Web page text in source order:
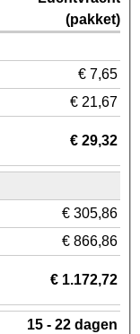
(pakket)
€ 7,65
€ 21,67
€ 29,32
€ 305,86
€ 866,86
€ 1.172,72
15 - 22 dagen